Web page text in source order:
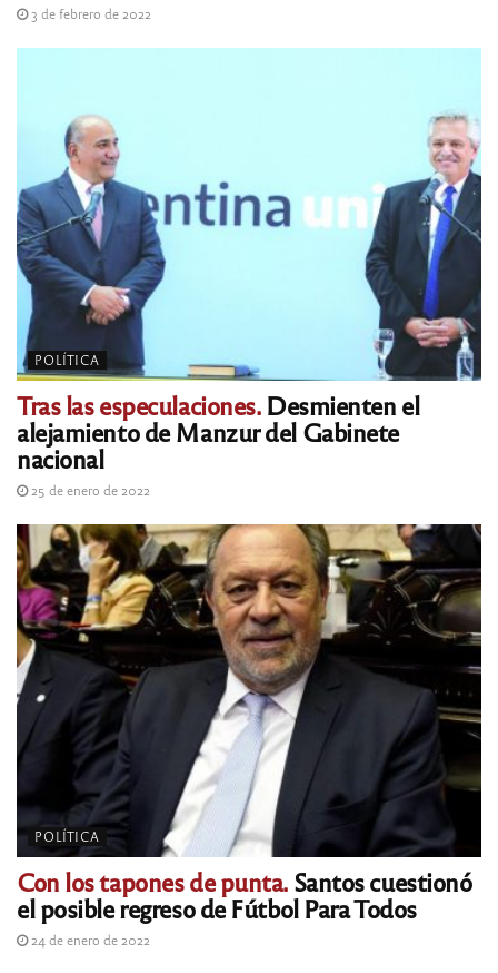
3 de febrero de 2022
POLÍTICA
Tras las especulaciones.Desmienten el
alejamiento de Manzur del Gabinete
nacional
25 de enero de 2022
POLÍTICA
Con los tapones de punta. Santos cuestionó
el posible regreso de Fútbol Para Todos
24 de enero de 2022